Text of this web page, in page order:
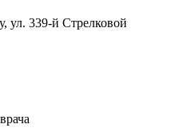
ул. 339-й Стрелковой